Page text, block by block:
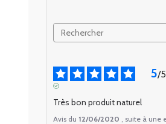
5/5
Très bon produit naturel
Avis du 12/06/2020 , suite à une